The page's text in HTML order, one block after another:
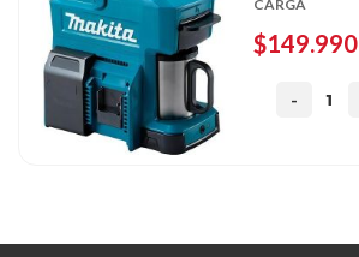
CARGA
$149.990